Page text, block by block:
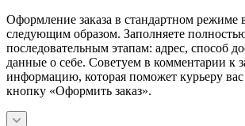
Оформление заказа в стандартном режиме
следующим образом. Заполняете
последовательным этапам: адрес, способ
данные о себе. Советуем в комментарии к
информацию, которая поможет курьеру
кнопку «Оформить заказ».